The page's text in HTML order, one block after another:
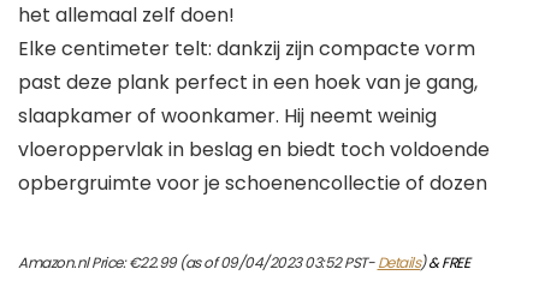
het allemaal zelf doen!
Elke centimeter telt: dankzij zijn compacte vorm
past deze plank perfect in een hoek van je gang,
slaapkamer of woonkamer. Hij neemt weinig
vloeroppervlak in beslag en biedt toch voldoende
opbergruimte voor je schoenencollectie of dozen
Amazon.nl Price:€22.99(as of 09/04/2023 03:52 PST-Details)&FREE